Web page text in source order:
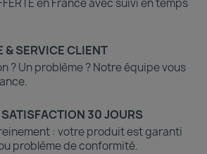
en France avec suivi en temps
& SERVICE CLIENT
? Un problème ? Notre équipe vous
30 JOURS
: votre produit est garanti
problème de conformité.